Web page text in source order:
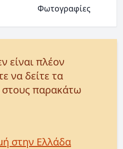
Φωτογραφίες
είναι πλέον
να δείτε τα
στους παρακάτω
στην Ελλάδα